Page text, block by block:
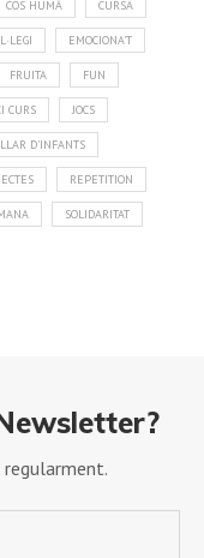
COS HUMÀ CURSA
EMOCIONA'T
FRUITA FUN
CURS JOCS
LLAR D'INFANTS
REPETITION
SOLIDARITAT
regularment.